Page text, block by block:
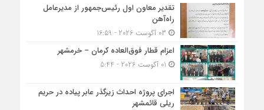
تقدیر معاون اول رئیس‌جمهور از مدیرعامل
راه‌آهن
اعزام قطار فوق‌العاده کرمان – خرمشهر
اجرای پروژه احداث زیرگذر عابر پیاده در حریم
ریلی قائمشهر